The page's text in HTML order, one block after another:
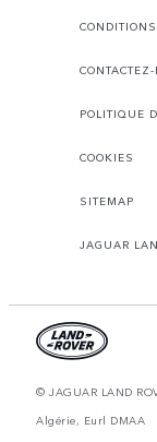
POLITIQUE
COOKIES
SITEMAP
JAGUAR
© JAGUAR LAND
Algérie, Eurl DMAA